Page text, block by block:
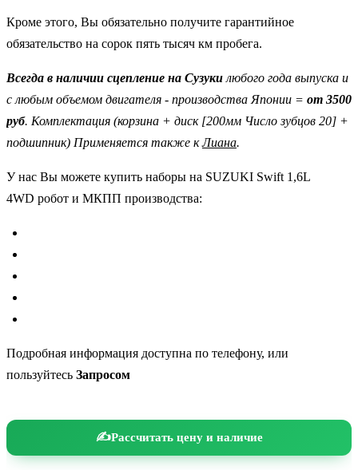
Кроме этого, Вы обязательно получите гарантийное
обязательство на сорок пять тысяч км пробега.
Всегда в наличии сцепление на Сузуки любого года выпуска и
с любым объемом двигателя - производства Японии = от 3500
руб. Комплектация (корзина + диск [200мм Число зубцов 20] +
подшипник) Применяется также кЛиана.
У нас Вы можете купить наборы на SUZUKI Swift 1,6L
4WD робот и МКПП производства:
Подробная информация доступна по телефону, или
пользуйтесь Запросом
Рассчитать цену и наличие